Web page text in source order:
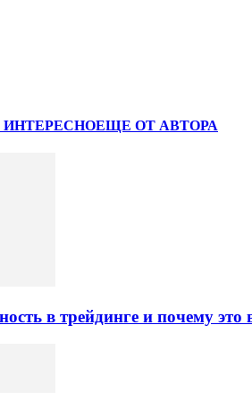
ЕЩЕ ОТ АВТОРА
в трейдинге и почему это